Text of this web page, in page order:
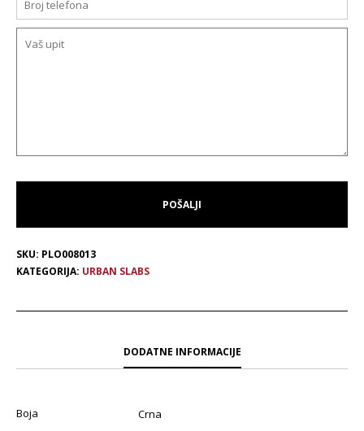
SKU: PLO008013
KATEGORIJA: URBAN SLABS
DODATNE INFORMACIJE
Boja Crna